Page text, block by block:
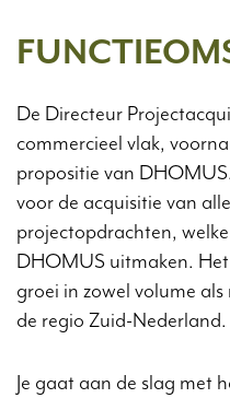
De Directeur
commercieel vlak,
propositie van
voor de acquisitie van
projectopdrachten,
DHOMUS uitmaken.
groei in zowel volume
de regio Zuid-Nederland.
Je gaat aan de slag met